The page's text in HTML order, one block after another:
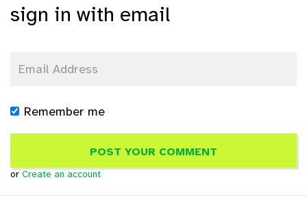
sign in with email
Remember me
or Create an account